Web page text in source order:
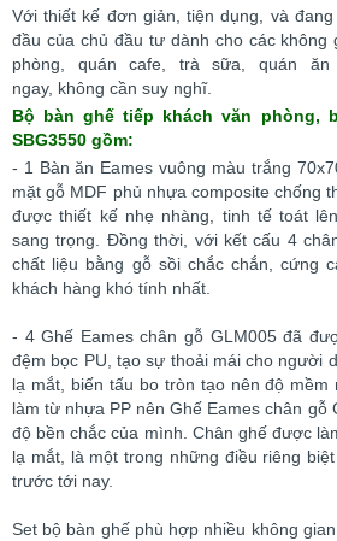
Với thiết kế đơn giản, tiện dụng, và
đầu của chủ đầu tư dành cho các
phòng, quán cafe, trà sữa, quán
ngay, không cần suy nghĩ.
Bộ bàn ghế tiếp khách văn phòng,
SBG3550 gồm:
- 1 Bàn ăn Eames vuông màu trắng
mặt gỗ MDF phủ nhựa composite chống
được thiết kế nhẹ nhàng, tinh tế toát
sang trọng. Đồng thời, với kết cấu 4
chất liệu bằng gỗ sồi chắc chắn, cứng
khách hàng khó tính nhất.
- 4 Ghế Eames chân gỗ GLM005 đã
đệm bọc PU, tạo sự thoải mái cho người
lạ mắt, biến tấu bo tròn tạo nên độ
làm từ nhựa PP nên Ghế Eames chân gỗ
độ bền chắc của mình. Chân ghế được
lạ mắt, là một trong những điều riêng
trước tới nay.
Set bộ bàn ghế phù hợp nhiều không